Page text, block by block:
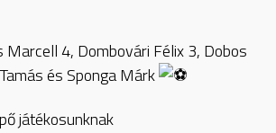
Marcell 4, Dombovári Félix 3, Dobos
és Sponga Márk
játékosunknak